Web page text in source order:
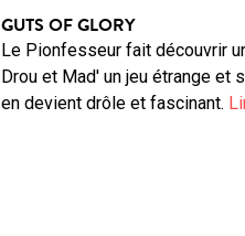
GUTS OF GLORY
Le Pionfesseur fait découvrir
Drou et Mad' un jeu étrange et
en devient drôle et fascinant.